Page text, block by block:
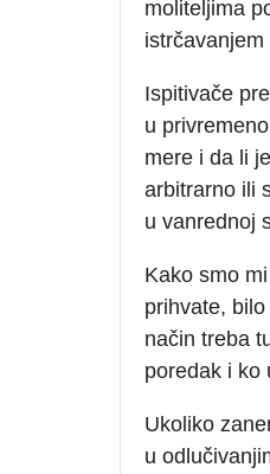
moliteljima
Ispitivače
u
mere i da li
arbitrarno ili
u vanrednoj
Kako smo
prihvate,
način treba
poredak i ko
Ukoliko
u